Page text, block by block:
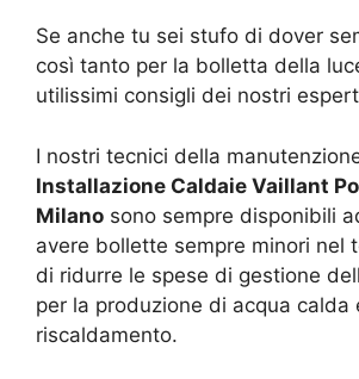
Se anche tu sei stufo di dover
così tanto per la bolletta della
utilissimi consigli dei nostri
I nostri tecnici della
Installazione Caldaie Vaillant
Milano sono sempre disponibili
avere bollette sempre minori nel
di ridurre le spese di gestione
per la produzione di acqua calda
riscaldamento.